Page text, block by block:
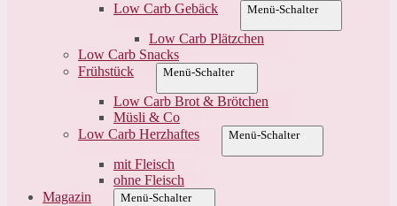
Low Carb Gebäck
Menü-Schalter
Low Carb Plätzchen
Low Carb Snacks
Frühstück
Menü-Schalter
Low Carb Brot & Brötchen
Müsli & Co
Low Carb Herzhaftes
Menü-Schalter
mit Fleisch
ohne Fleisch
Magazin
Menü-Schalter